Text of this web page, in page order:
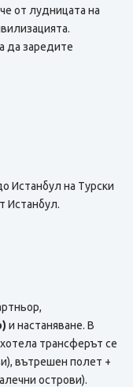
от лудницата на
да заредите
Истанбул на Турски
Истанбул.
и настаняване. В
трансферът се
вътрешен полет +
острови).